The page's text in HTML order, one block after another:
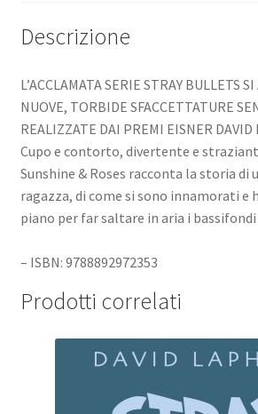
Descrizione
L’ACCLAMATA SERIE STRAY BULLETS
NUOVE, TORBIDE SFACCETTATURE
REALIZZATE DAI PREMI EISNER DAVID
Cupo e contorto, divertente e
Sunshine & Roses racconta la storia di
ragazza, di come si sono innamorati e
piano per far saltare in aria i
– ISBN: 9788892972353
Prodotti correlati